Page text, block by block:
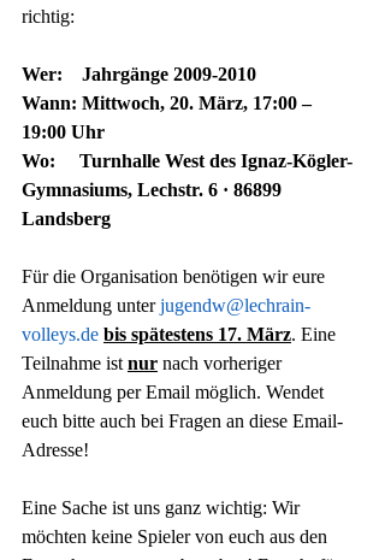
richtig:
Wer:    Jahrgänge 2009-2010
Wann: Mittwoch, 20. März, 17:00 –
19:00 Uhr
Wo:
Turnhalle West des Ignaz-Kögler-
Gymnasiums, Lechstr. 6 · 86899
Landsberg
Für die Organisation benötigen wir eure
Anmeldung unter jugendw@lechrain-
volleys.de bis spätestens 17. März. Eine
Teilnahme ist nur nach vorheriger
Anmeldung per Email möglich. Wendet
euch bitte auch bei Fragen an diese Email-
Adresse!
Eine Sache ist uns ganz wichtig: Wir
möchten keine Spieler von euch aus den